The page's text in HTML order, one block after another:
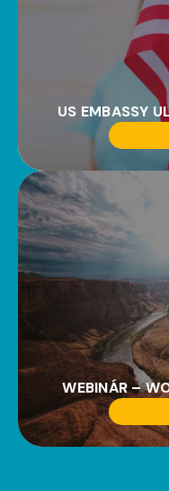
US EMBASSY
WEBINÁR –